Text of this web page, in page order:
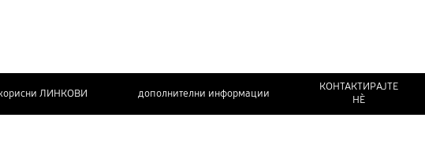
ЛИНКОВИ дополнителни информации
КОНТАКТИРАЈТЕ
НЀ